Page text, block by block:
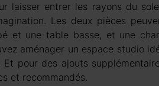
laisser entrer les rayons du
Les deux pièces
et une table basse, et une
aménager un espace studio
pour des ajouts
et recommandés.